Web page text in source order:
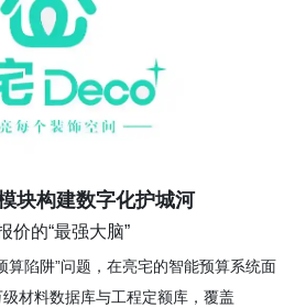
块构建数字化护城河
价的“最强大脑”
算陷阱”问题，在亮宅的智能预算系统面
材料数据库与工程定额库，覆盖